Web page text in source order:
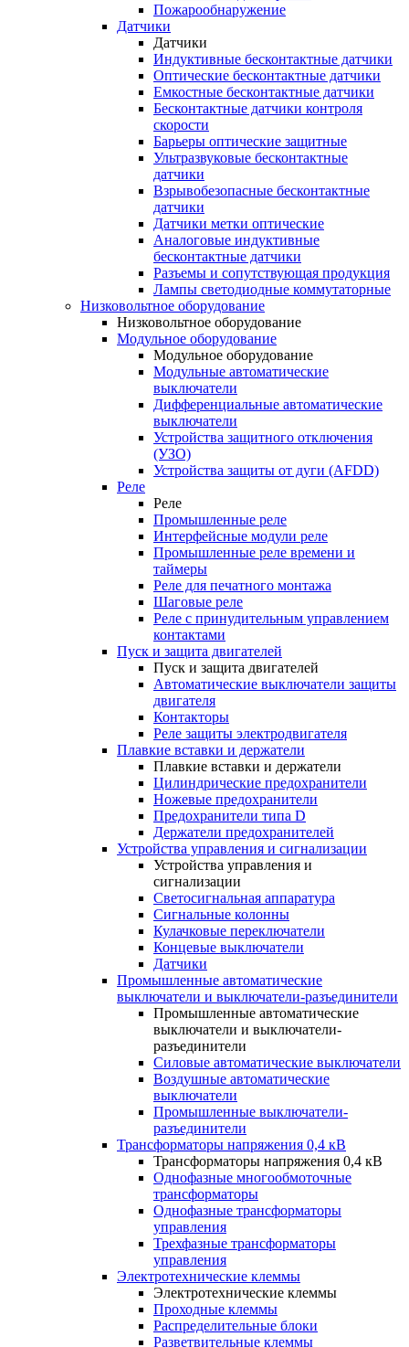
Пожарообнаружение
Датчики
Датчики
Индуктивные бесконтактные датчики
Оптические бесконтактные датчики
Емкостные бесконтактные датчики
Бесконтактные датчики контроля
скорости
Барьеры оптические защитные
Ультразвуковые бесконтактные
датчики
Взрывобезопасные бесконтактные
датчики
Датчики метки оптические
Аналоговые индуктивные
бесконтактные датчики
Разъемы и сопутствующая продукция
Лампы светодиодные коммутаторные
Низковольтное оборудование
Низковольтное оборудование
Модульное оборудование
Модульное оборудование
Модульные автоматические
выключатели
Дифференциальные автоматические
выключатели
Устройства защитного отключения
(УЗО)
Устройства защиты от дуги (AFDD)
Реле
Реле
Промышленные реле
Интерфейсные модули реле
Промышленные реле времени и
таймеры
Реле для печатного монтажа
Шаговые реле
Реле с принудительным управлением
контактами
Пуск и защита двигателей
Пуск и защита двигателей
Автоматические выключатели защиты
двигателя
Контакторы
Реле защиты электродвигателя
Плавкие вставки и держатели
Плавкие вставки и держатели
Цилиндрические предохранители
Ножевые предохранители
Предохранители типа D
Держатели предохранителей
Устройства управления и сигнализации
Устройства управления и
сигнализации
Светосигнальная аппаратура
Сигнальные колонны
Кулачковые переключатели
Концевые выключатели
Датчики
Промышленные автоматические
выключатели и выключатели-разъединители
Промышленные автоматические
выключатели и выключатели-
разъединители
Силовые автоматические выключатели
Воздушные автоматические
выключатели
Промышленные выключатели-
разъединители
Трансформаторы напряжения 0,4 кВ
Трансформаторы напряжения 0,4 кВ
Однофазные многообмоточные
трансформаторы
Однофазные трансформаторы
управления
Трехфазные трансформаторы
управления
Электротехнические клеммы
Электротехнические клеммы
Проходные клеммы
Распределительные блоки
Разветвительные клеммы